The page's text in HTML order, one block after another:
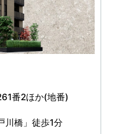
番2ほか(地番)
川橋」徒歩1分